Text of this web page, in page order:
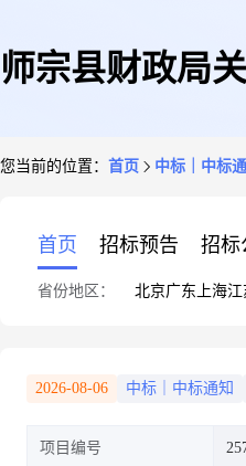
师宗县财政局
您当前的位置： 首页 中标｜中标
首页 招标预告 招标
省份地区： 北京广东 上海江
2026-08-06 中标｜中标通知
项目编号